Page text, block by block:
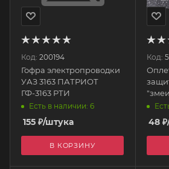
Код: 200194
Гофра электропроводки
УАЗ 3163 ПАТРИОТ
ГФ-3163 РТИ
Есть в наличии: 6
155 ₽/штука
В КОРЗИНУ
Код:
48₽